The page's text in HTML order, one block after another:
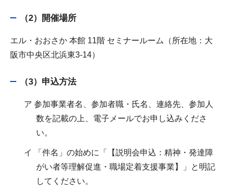
（2）開催場所
エル・おおさか 本館 11階 セミナールーム（所在地：大
阪市中央区北浜東3-14）
（3）申込方法
ア 参加事業者名、参加者職・氏名、連絡先、参加人
数を記載の上、電子メールでお申し込みくださ
い。
イ 「件名」の始めに「【説明会申込：精神・発達障
がい者等理解促進・職場定着支援事業】」と明記
してください。